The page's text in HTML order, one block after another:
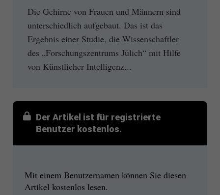
Die Gehirne von Frauen und Männern sind
unterschiedlich aufgebaut. Das ist das
Ergebnis einer Studie, die Wissenschaftler
des „Forschungszentrums Jülich“ mit Hilfe
von Künstlicher Intelligenz...
Der Artikel ist für registrierte
Benutzer kostenlos.
Mit einem Benutzernamen können Sie diesen
Artikel kostenlos lesen.